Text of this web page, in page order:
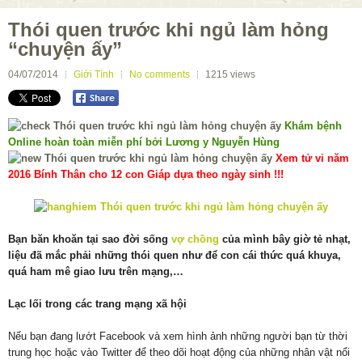
Thói quen trước khi ngủ làm hỏng
“chuyện ấy”
04/07/2014 Giới Tính No comments 1215 views
Khám bệnh
Online hoàn toàn miễn phí bởi Lương y Nguyễn Hùng
Xem tử vi năm
2016 Bính Thân cho 12 con Giáp dựa theo ngày sinh !!!
Bạn băn khoăn tại sao đời sống vợ chồng của mình bây giờ tẻ nhạt,
liệu đã mắc phải những thói quen như để con cái thức quá khuya,
quá ham mê giao lưu trên mạng,…
Lạc lối trong các trang mạng xã hội
Nếu bạn đang lướt Facebook và xem hình ảnh những người bạn từ thời
trung học hoặc vào Twitter để theo dõi hoạt động của những nhân vật nổi